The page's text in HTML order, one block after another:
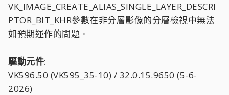
VK_IMAGE_CREATE_ALIAS_SINGLE_LAYER_DESCRI
PTOR_BIT_KHR參數在非分層影像的分層檢視中無法
如預期運作的問題。
驅動元件:
VK596.50 (VK595_35-10) / 32.0.15.9650 (5-6-
2026)